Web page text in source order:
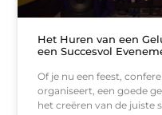
Het Huren van een
een Succesvol
Of je nu een feest,
organiseert, een goede
het creëren van de juiste